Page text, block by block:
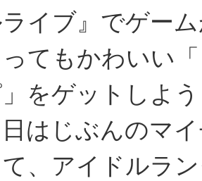
イブ』でゲー
ってもかわいい
」をゲットしよ
はじぶんのマ
て、アイドルラ